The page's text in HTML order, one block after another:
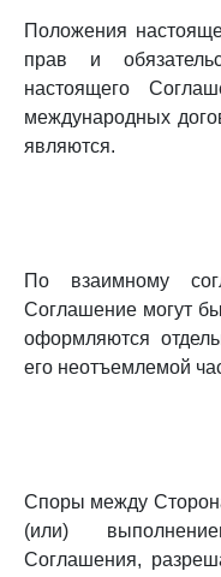
Положения
прав и
настоящего
международных
являются.
По взаимному
Соглашение могут
оформляются
его неотъемлемой
Споры между
(или)
Соглашения,